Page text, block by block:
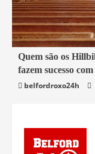
4 min read
Mundo
Quem são os
fazem sucesso
belfordroxo24h